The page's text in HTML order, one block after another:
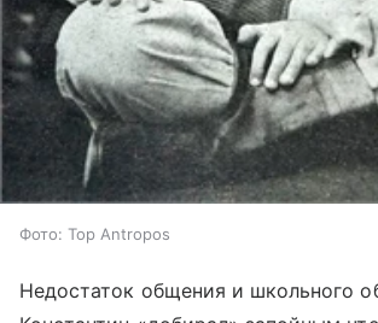
Фото: Top Antropos
Недостаток общения и школьного